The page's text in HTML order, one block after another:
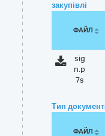
закупівлі
ФАЙЛ
sig
n.p
7s
Тип
ФАЙЛ